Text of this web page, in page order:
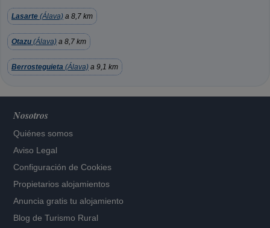
Lasarte (Álava) a 8,7 km
Otazu (Álava) a 8,7 km
Berrosteguieta (Álava) a 9,1 km
Nosotros
Quiénes somos
Aviso Legal
Configuración de Cookies
Propietarios alojamientos
Anuncia gratis tu alojamiento
Blog de Turismo Rural